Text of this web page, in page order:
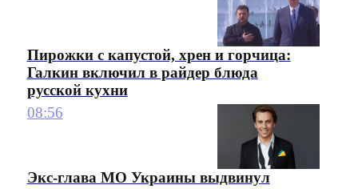
Пирожки с капустой, хрен и горчица:
Галкин включил в райдер блюда
русской кухни
08:56
Экс-глава МО Украины выдвинул